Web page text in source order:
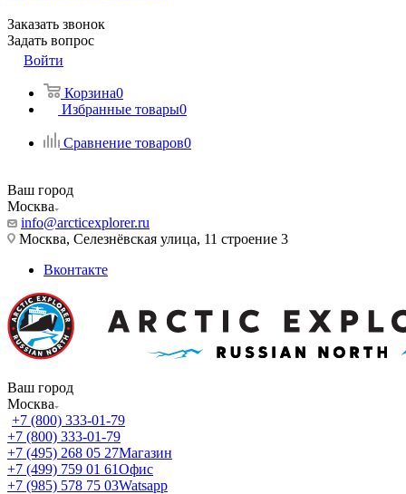
Заказать звонок
Задать вопрос
Войти
Корзина0
Избранные товары0
Сравнение товаров0
Ваш город
Москва
info@arcticexplorer.ru
Москва, Селезнёвская улица, 11 строение 3
Вконтакте
Ваш город
Москва
+7 (800) 333-01-79
+7 (800) 333-01-79
+7 (495) 268 05 27Магазин
+7 (499) 759 01 61Офис
+7 (985) 578 75 03Watsapp